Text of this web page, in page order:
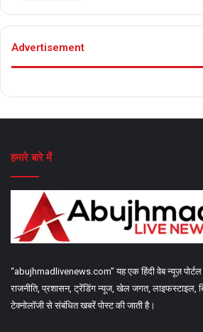
Advertisement
हमारे बारे में
“abujhmadlivenews.com” यह एक हिंदी वेब न्यूज़
राजनीति, प्रशासन, ट्रेंडिंग न्यूज, खेल जगत, लाइफस्टाइल,
टेक्नोलॉजी से संबंधित खबरें पोस्ट की जाती है।